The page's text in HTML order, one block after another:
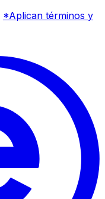
*Aplican términos y